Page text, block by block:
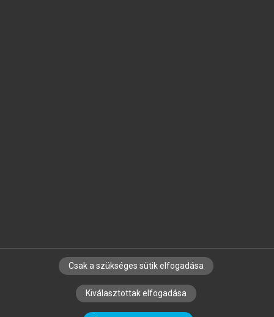
SZERZŐKNEK CÉGEKNEK KÖNYVTÁROSOKNAK
SZERKESZTÉSI ÉS LEKTORÁLÁSI ALAPELVEK
Csak a szükséges sütik elfogadása
Kiválasztottak elfogadása